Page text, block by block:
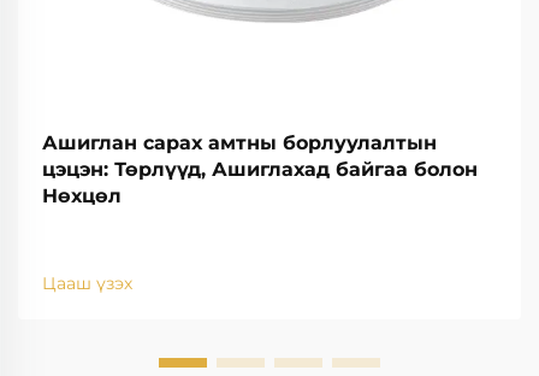
Ашиглан сарах амтны борлуулалтын
цэцэн: Төрлүүд, Ашиглахад байгаа болон
Нөхцөл
Цааш үзэх